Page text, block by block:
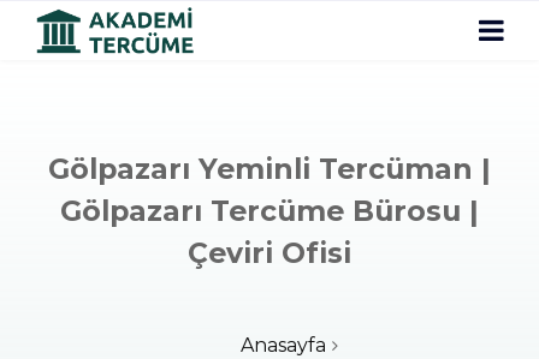
Gölpazarı Yeminli Tercüman |
Gölpazarı Tercüme Bürosu |
Çeviri Ofisi
Anasayfa